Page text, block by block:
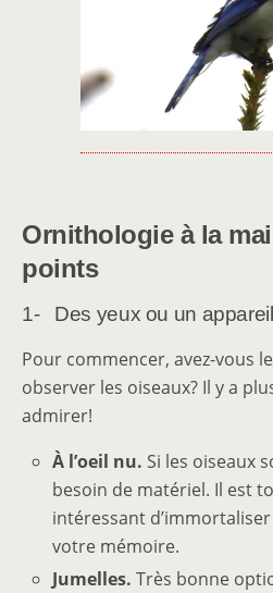
Ornithologie à la
points
1- Des yeux ou un
Pour commencer, avez-vous
observer les oiseaux? Il y a
admirer!
À l’oeil nu. Si les oiseaux
besoin de matériel. Il est
intéressant
votre mémoire.
Jumelles. Très bonne